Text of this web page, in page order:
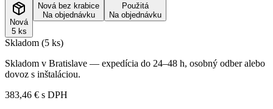
Nová
5 ks
Nová bez krabice
Na objednávku
Použitá
Na objednávku
Skladom (5 ks)
Skladom v Bratislave — expedícia do 24–48 h, osobný odber alebo
dovoz s inštaláciou.
383,46 € s DPH